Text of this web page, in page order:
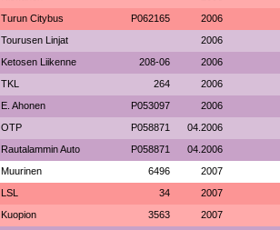
Turun Citybus P062165 2006
Tourusen Linjat 2006
Ketosen Liikenne 208-06 2006
TKL 264 2006
E. Ahonen P053097 2006
OTP P058871 04.2006
Rautalammin Auto P058871 04.2006
Muurinen 6496 2007
LSL 34 2007
Kuopion 3563 2007